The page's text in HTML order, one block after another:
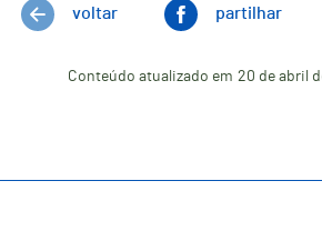
voltar partilhar
Conteúdo atualizado em 20 de abril